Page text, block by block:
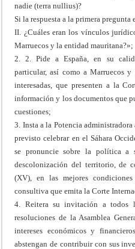
nadie (terra nullius)?
Si la respuesta a la primera pregunta
II. ¿Cuáles eran los vínculos
Marruecos y la entidad mauritana?»;
2. 2. Pide a España, en su
particular, así como a Marruecos
interesadas, que presenten a la
información y los documentos que
cuestiones;
3. Insta a la Potencia
previsto celebrar en el Sáhara
se pronuncie sobre la política a
descolonización del territorio, de
(XV), en las mejores
consultiva que emita la Corte
4. Reitera su invitación a todos
resoluciones de la Asamblea
intereses económicos y
abstengan de contribuir con sus